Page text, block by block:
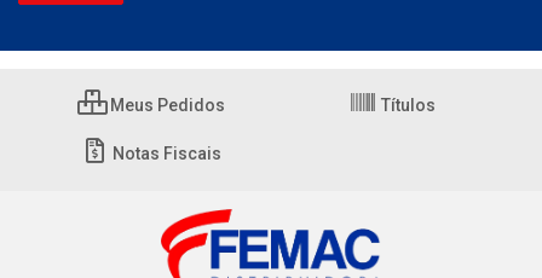
Meus Pedidos Títulos
Notas Fiscais